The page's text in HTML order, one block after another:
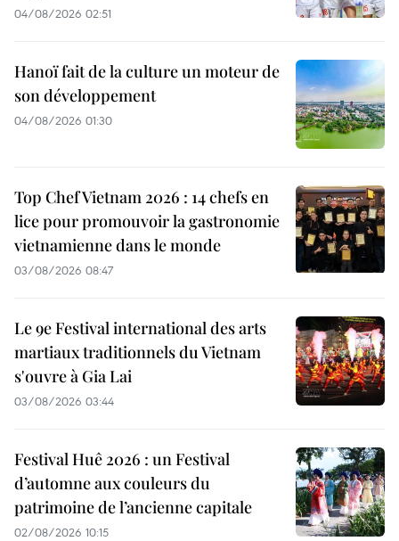
04/08/2026 02:51
Hanoï fait de la culture un moteur de
son développement
04/08/2026 01:30
Top Chef Vietnam 2026 : 14 chefs en
lice pour promouvoir la gastronomie
vietnamienne dans le monde
03/08/2026 08:47
Le 9e Festival international des arts
martiaux traditionnels du Vietnam
s'ouvre à Gia Lai
03/08/2026 03:44
Festival Huê 2026 : un Festival
d’automne aux couleurs du
patrimoine de l’ancienne capitale
02/08/2026 10:15